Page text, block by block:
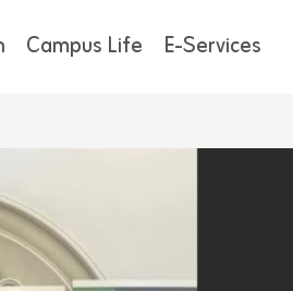
Campus Life E-Services